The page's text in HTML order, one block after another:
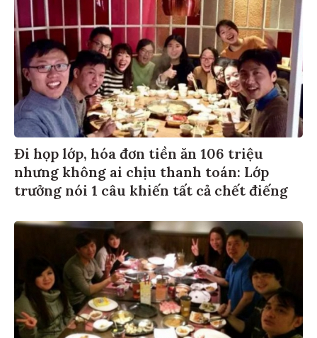
Đi họp lớp, hóa đơn tiền ăn 106 triệu
nhưng không ai chịu thanh toán: Lớp
trưởng nói 1 câu khiến tất cả chết điếng